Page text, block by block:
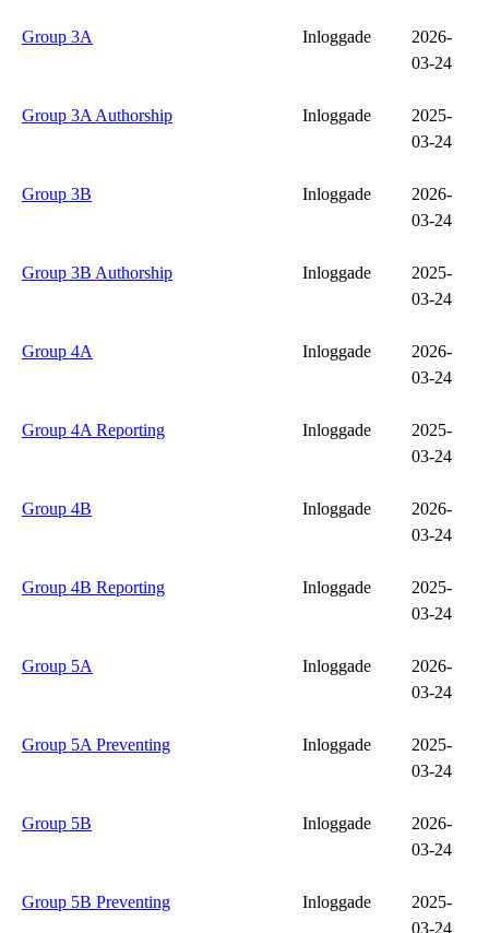
Group 3A Inloggade
2026-
03-24
Group 3A Authorship Inloggade
2025-
03-24
Group 3B Inloggade
2026-
03-24
Group 3B Authorship Inloggade
2025-
03-24
Group 4A Inloggade
2026-
03-24
Group 4A Reporting Inloggade
2025-
03-24
Group 4B Inloggade
2026-
03-24
Group 4B Reporting Inloggade
2025-
03-24
Group 5A Inloggade
2026-
03-24
Group 5A Preventing Inloggade
2025-
03-24
Group 5B Inloggade
2026-
03-24
Group 5B Preventing Inloggade
2025-
03-24